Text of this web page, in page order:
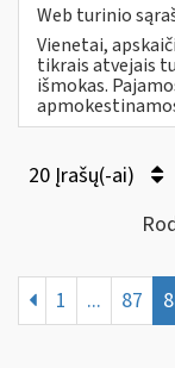
Web turinio
Vienetai,
tikrais atvejais
išmokas.
20 Įrašų(-ai)
1 ... 87